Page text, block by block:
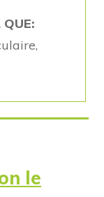
QUE:
le